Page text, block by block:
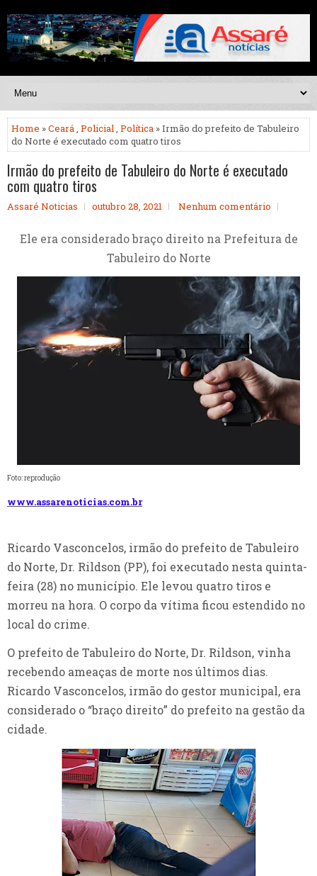
Home »Ceará, Policial, Política » Irmão do prefeito de Tabuleiro
do Norte é executado com quatro tiros
Irmão do prefeito de Tabuleiro do Norte é executado
com quatro tiros
Assaré Noticias outubro 28, 2021 Nenhum comentário
Ele era considerado braço direito na Prefeitura de
Tabuleiro do Norte
Foto: reprodução
www.assarenoticias.com.br
Ricardo Vasconcelos, irmão do prefeito de Tabuleiro
do Norte, Dr. Rildson (PP), foi executado nesta quinta-
feira (28) no município. Ele levou quatro tiros e
morreu na hora. O corpo da vítima ficou estendido no
local do crime.
O prefeito de Tabuleiro do Norte, Dr. Rildson, vinha
recebendo ameaças de morte nos últimos dias.
Ricardo Vasconcelos, irmão do gestor municipal, era
considerado o “braço direito” do prefeito na gestão da
cidade.